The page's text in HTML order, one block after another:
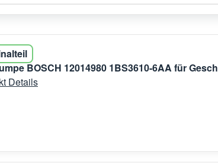
BOSCH 12014980 1BS3610-6AA für
Details